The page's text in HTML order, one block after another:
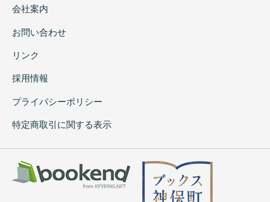
会社案内
お問い合わせ
リンク
採用情報
プライバシーポリシー
特定商取引に関する表示